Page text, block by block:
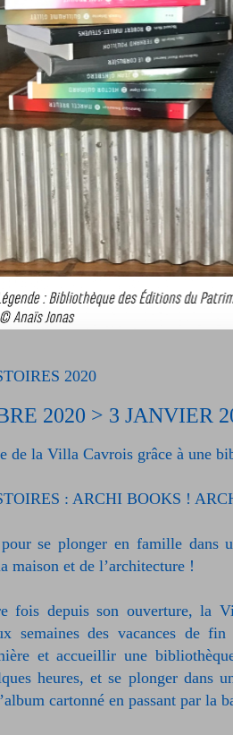
2020
2020 > 3 JANVIER
de la Villa Cavrois grâce à une
: ARCHI BOOKS !
se plonger en famille dans
maison et de l’architecture !
fois depuis son ouverture, la
semaines des vacances de
et accueillir une
heures, et se plonger dans
cartonné en passant par la